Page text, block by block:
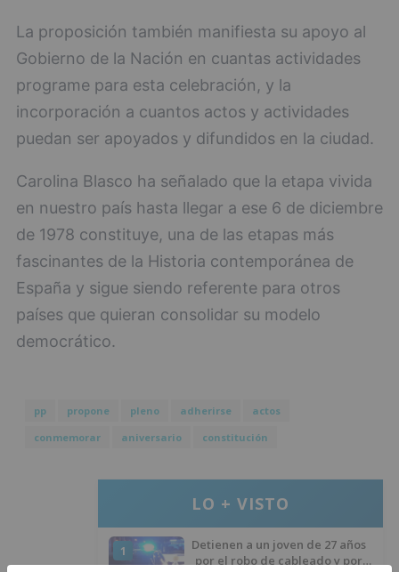
La proposición también manifiesta su apoyo al
Gobierno de la Nación en cuantas actividades
programe para esta celebración, y la
incorporación a cuantos actos y actividades
puedan ser apoyados y difundidos en la ciudad.
Carolina Blasco ha señalado que la etapa vivida
en nuestro país hasta llegar a ese 6 de diciembre
de 1978 constituye, una de las etapas más
fascinantes de la Historia contemporánea de
España y sigue siendo referente para otros
países que quieran consolidar su modelo
democrático.
pp propone pleno adherirse
actos
conmemorar
aniversario constitución
LO + VISTO
1
Detienen a un joven de 27 años
por el robo de cableado y por